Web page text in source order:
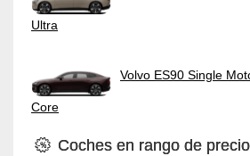
Ultra
Volvo ES90 Single
Core
Coches en rango de